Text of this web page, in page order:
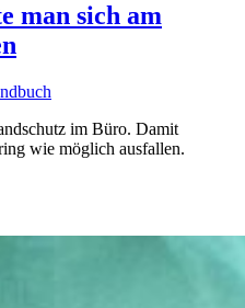
man sich am
im Büro. Damit
wie möglich ausfallen.